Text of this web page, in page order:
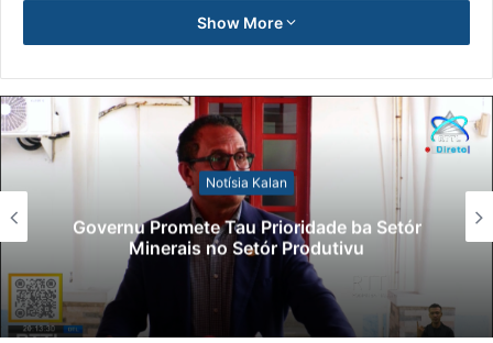
Show More
Notísia Kalan
Governu Promete Tau Prioridade ba Setór
Minerais no Setór Produtivu